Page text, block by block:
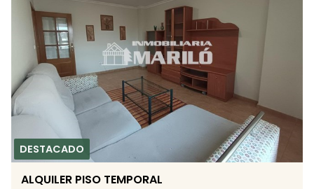
ALQUILER PISO TEMPORAL